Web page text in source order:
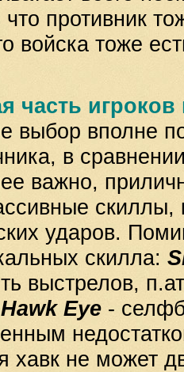
противник
войска тоже
часть
выбор вполне
в
важно,
скиллы,
ударов.
скилла:
выстрелов,
Hawk Eye -
хавк не может